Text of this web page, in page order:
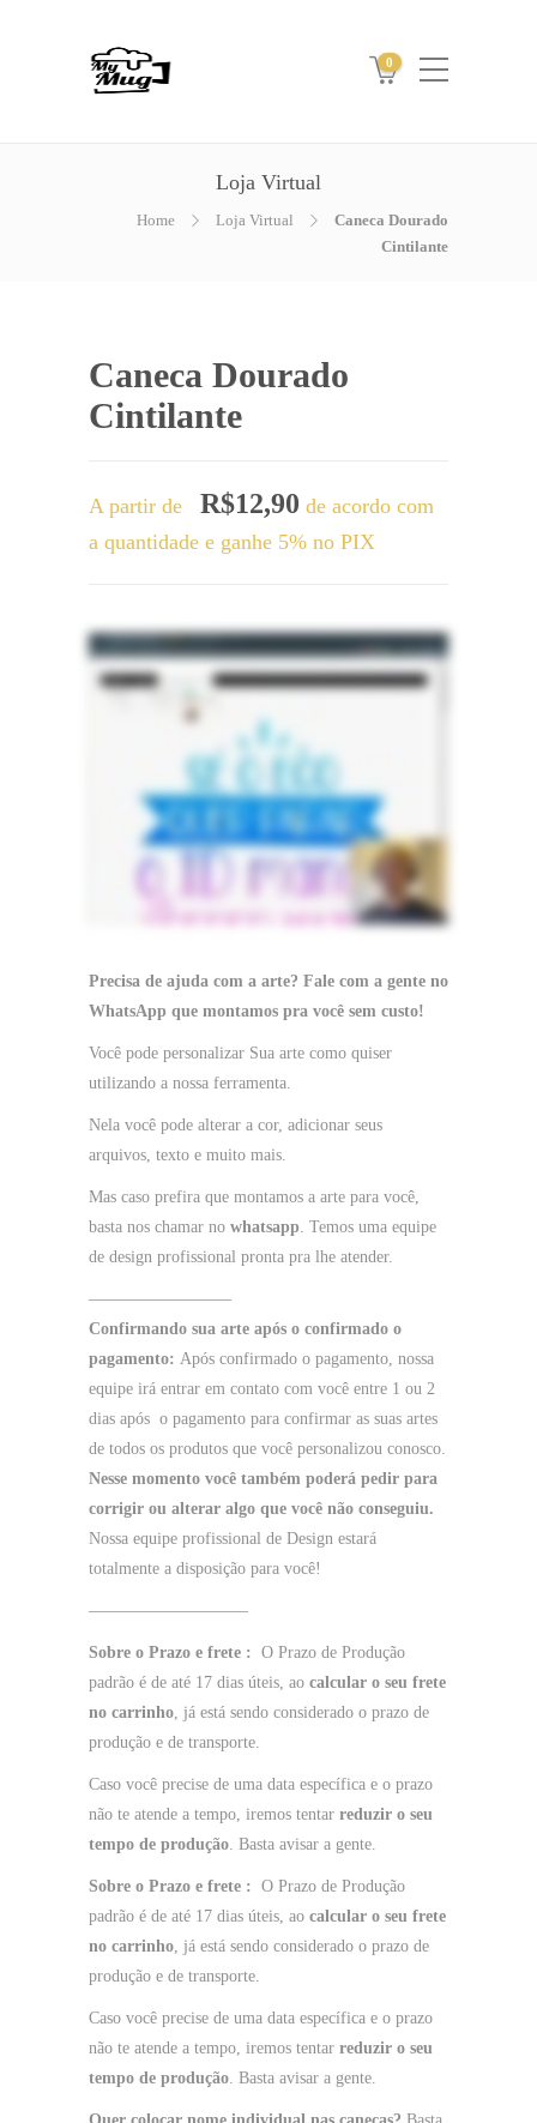
0
Loja Virtual
Home Loja Virtual
Caneca Dourado
Cintilante
Caneca Dourado
Cintilante
A partir de R$12,90 de acordo com
a quantidade e ganhe 5% no PIX
Precisa de ajuda com a arte? Fale com a gente no
WhatsApp que montamos pra você sem custo!
Você pode personalizar Sua arte como quiser
utilizando a nossa ferramenta.
Nela você pode alterar a cor, adicionar seus
arquivos, texto e muito mais.
Mas caso prefira que montamos a arte para você,
basta nos chamar no whatsapp . Temos uma equipe
de design profissional pronta pra lhe atender.
————————–
Confirmando sua arte após o confirmado o
pagamento: Após confirmado o pagamento, nossa
equipe irá entrar em contato com você entre 1 ou 2
dias após o pagamento para confirmar as suas artes
de todos os produtos que você personalizou conosco.
Nesse momento você também poderá pedir para
corrigir ou alterar algo que você não conseguiu.
Nossa equipe profissional de Design estará
totalmente a disposição para você!
—————————–
Sobre o Prazo e frete : O Prazo de Produção
padrão é de até 17 dias úteis, ao calcular o seu frete
no carrinho , já está sendo considerado o prazo de
produção e de transporte.
Caso você precise de uma data específica e o prazo
não te atende a tempo, iremos tentar reduzir o seu
tempo de produção . Basta avisar a gente.
Sobre o Prazo e frete : O Prazo de Produção
padrão é de até 17 dias úteis, ao calcular o seu frete
no carrinho , já está sendo considerado o prazo de
produção e de transporte.
Caso você precise de uma data específica e o prazo
não te atende a tempo, iremos tentar reduzir o seu
tempo de produção . Basta avisar a gente.